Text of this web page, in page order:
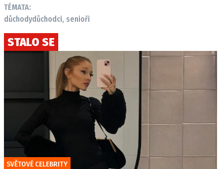
TÉMATA:
důchodydůchodci, senioři
STALO SE
SVĚTOVÉ CELEBRITY